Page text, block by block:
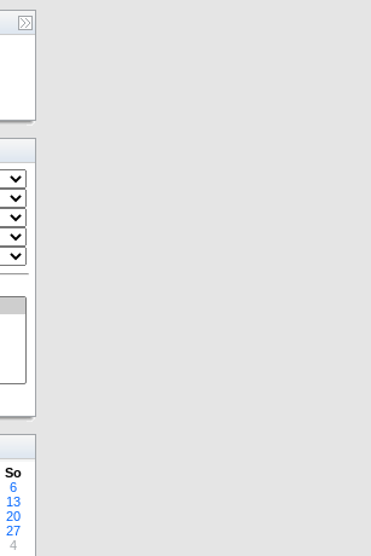
So
6
13
20
27
4